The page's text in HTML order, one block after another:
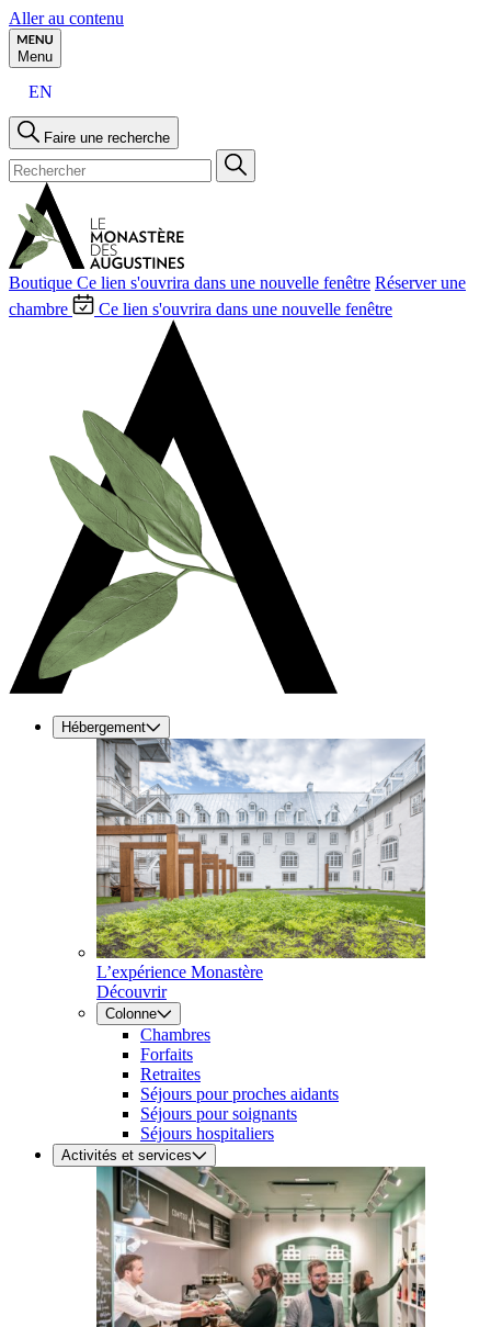
Aller au contenu
Menu
EN
Faire une recherche
Boutique Ce lien s'ouvrira dans une nouvelle fenêtre Réserver une
chambre
Ce lien s'ouvrira dans une nouvelle fenêtre
Hébergement
L’expérience Monastère
Découvrir
Colonne
Chambres
Forfaits
Retraites
Séjours pour proches aidants
Séjours pour soignants
Séjours hospitaliers
Activités et services